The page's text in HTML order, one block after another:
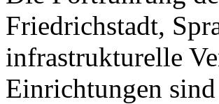
Friedrichstadt,
infrastrukturelle
Einrichtungen